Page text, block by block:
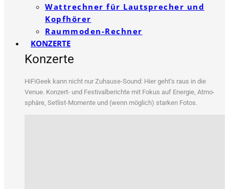
Wattrechner für Lautsprecher und
Kopfhörer
Raummoden-Rechner
KONZERTE
Konzerte
HiFi­Ge­ek kann nicht nur Zuhau­se-Sound: Hier geht’s raus in die
Venue. Kon­zert- und Fes­ti­val­be­rich­te mit Fokus auf Ener­gie, Atmo­
sphä­re, Set­list-Momen­te und (wenn mög­lich) star­ken Fotos.